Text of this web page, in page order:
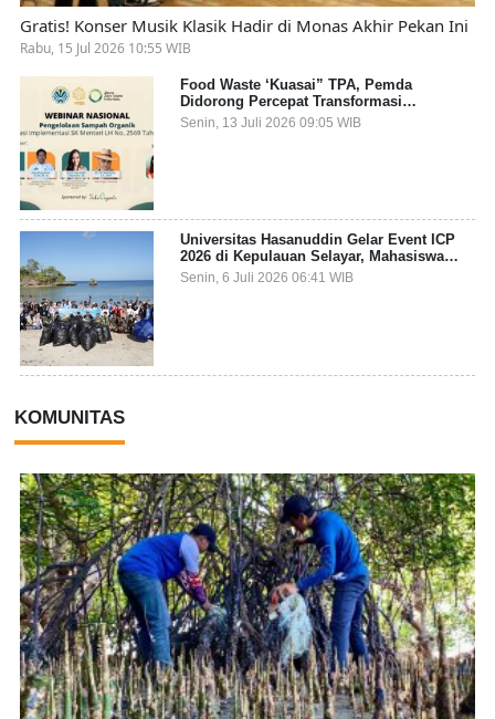
Gratis! Konser Musik Klasik Hadir di Monas Akhir Pekan Ini
Rabu, 15 Jul 2026 10:55 WIB
Food Waste ‘Kuasai” TPA, Pemda
Didorong Percepat Transformasi
Pengelolaan Sampah Organik dari Sumber
Senin, 13 Juli 2026 09:05 WIB
Universitas Hasanuddin Gelar Event ICP
2026 di Kepulauan Selayar, Mahasiswa
dari 27 Negara Jadi Partisipan
Senin, 6 Juli 2026 06:41 WIB
KOMUNITAS